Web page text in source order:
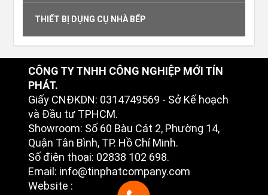
THIẾT BỊ DỤNG CỤ NHÀ BẾP
CÔNG TY TNHH CÔNG NGHIỆP MỚI TÍN
PHÁT.
Giấy CNĐKDN: 0314749569 - Sở Kế hoạch
và Đầu tư TPHCM.
Showroom: Số 60 Bàu Cát 2, Phường 14,
Quận Tân Bình, TP. Hồ Chí Minh.
Số điện thoại: 02838 102 698.
Email: info@tinphatcompany.com
Website :